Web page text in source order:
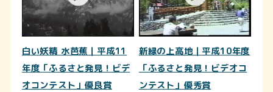
白い妖精 水芭蕉｜平成11
年度「ふるさと発見！ビデ
オコンテスト」優良賞
新緑の上高地｜平成10年度
「ふるさと発見！ビデオコ
ンテスト」優秀賞